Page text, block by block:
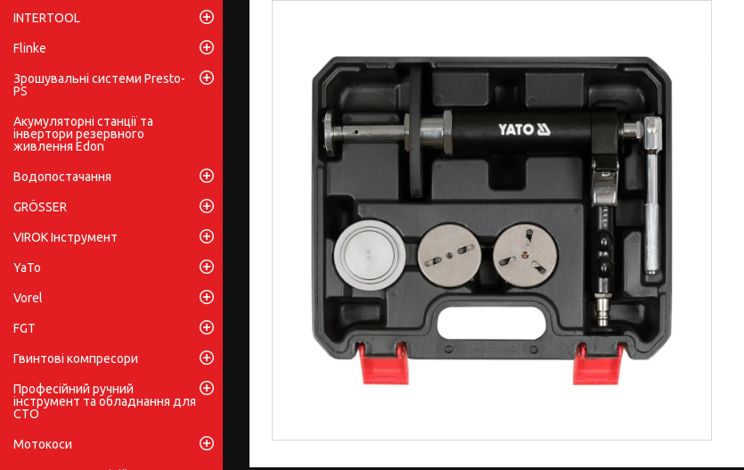
INTERTOOL
Flinke
Зрошувальні системи Presto-
PS
Акумуляторні станції та
інвертори резервного
живлення Edon
Водопостачання
GRÖSSER
VIROK Інструмент
YaTo
Vorel
FGT
Гвинтові компресори
Професійний ручний
інструмент та обладнання для
СТО
Мотокоси